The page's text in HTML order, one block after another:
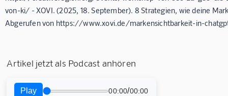
von-ki/ - XOVI. (2025, 18. September). 8 Strategien, wie deine
Abgerufen von https://www.xovi.de/markensichtbarkeit-in-
Artikel jetzt als Podcast anhören
Play 00:00/00:00